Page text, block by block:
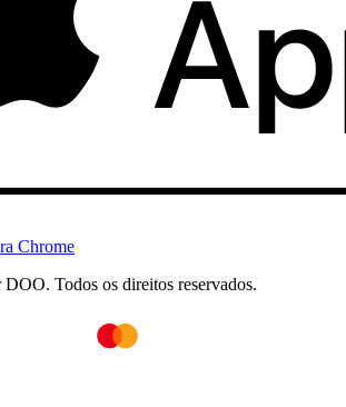
Chrome
Todos os direitos reservados.